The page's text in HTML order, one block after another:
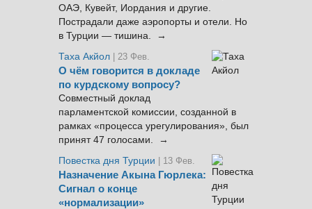
ОАЭ, Кувейт, Иордания и другие.
Пострадали даже аэропорты и отели. Но
в Турции — тишина. →
Таха Акйол | 23 Фев.
О чём говорится в докладе
по курдскому вопросу?
Совместный доклад
парламентской комиссии, созданной в
рамках «процесса урегулирования», был
принят 47 голосами. →
Повестка дня Турции
| 13 Фев.
Назначение Акына Гюрлека:
Сигнал о конце
«нормализации»